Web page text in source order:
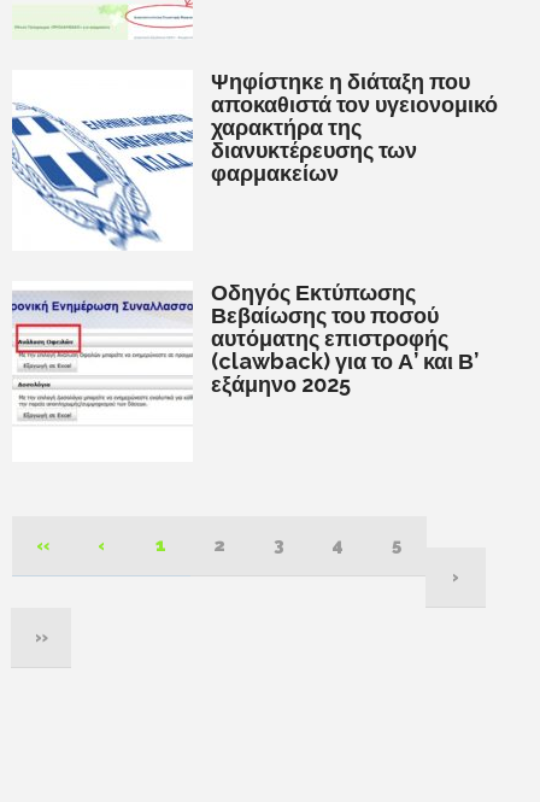
Ψηφίστηκε η διάταξη που
αποκαθιστά τον υγειονομικό
χαρακτήρα της
διανυκτέρευσης των
φαρμακείων
Οδηγός Εκτύπωσης
Βεβαίωσης του ποσού
αυτόματης επιστροφής
(clawback) για το Α’ και Β’
εξάμηνο 2025
« ‹ 1 2 3 4
5
›
»